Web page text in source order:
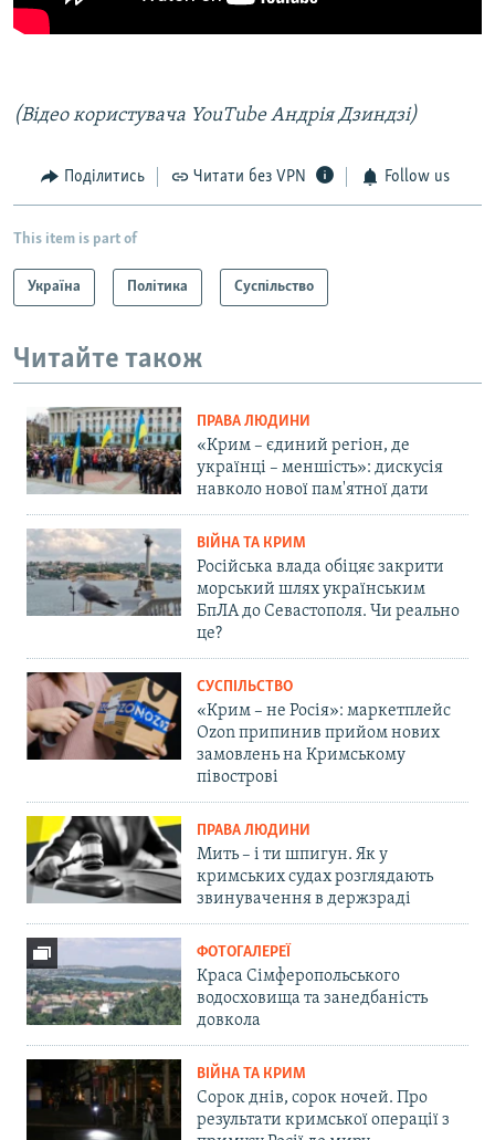
(Відео користувача YouTube Андрія Дзиндзі)
Поділитись Читати без VPN Follow us
This item is part of
Україна Політика Суспільство
Читайте також
ПРАВА ЛЮДИНИ
«Крим – єдиний регіон, де
українці – меншість»: дискусія
навколо нової пам'ятної дати
ВІЙНА ТА КРИМ
Російська влада обіцяє закрити
морський шлях українським
БпЛА до Севастополя. Чи реально
це?
СУСПІЛЬСТВО
«Крим – не Росія»: маркетплейс
Ozon припинив прийом нових
замовлень на Кримському
півострові
ПРАВА ЛЮДИНИ
Мить – і ти шпигун. Як у
кримських судах розглядають
звинувачення в держзраді
ФОТОГАЛЕРЕЇ
Краса Сімферопольського
водосховища та занедбаність
довкола
ВІЙНА ТА КРИМ
Сорок днів, сорок ночей. Про
результати кримської операції з